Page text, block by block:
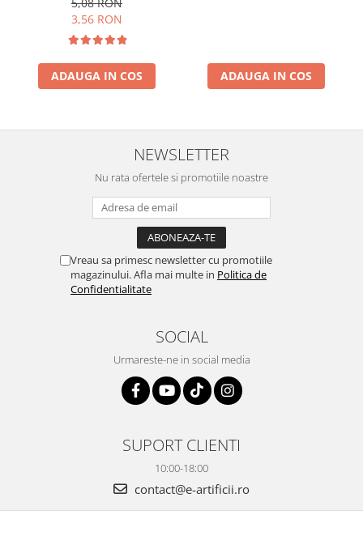
3,56 RON
ADAUGA IN COS ADAUGA IN COS
NEWSLETTER
Nu rata ofertele si promotiile noastre
Vreau sa primesc newsletter cu promotiile
magazinului. Afla mai multe in Politica de
Confidentialitate
SOCIAL
Urmareste-ne in social media
SUPORT CLIENTI
10:00-18:00
contact@e-artificii.ro